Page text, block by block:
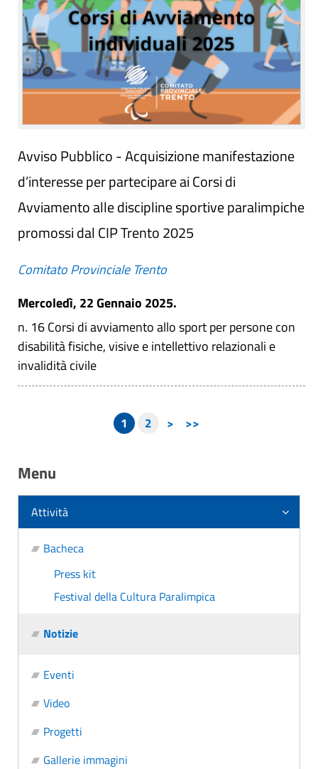
Avviso Pubblico - Acquisizione manifestazione
d’interesse per partecipare ai Corsi di
Avviamento alle discipline sportive paralimpiche
promossi dal CIP Trento 2025
Comitato Provinciale Trento
Mercoledì, 22 Gennaio 2025.
n. 16 Corsi di avviamento allo sport per persone con
disabilità fisiche, visive e intellettivo relazionali e
invalidità civile
1 2 > >>
Menu
Attività
Bacheca
Press kit
Festival della Cultura Paralimpica
Notizie
Eventi
Video
Progetti
Gallerie immagini